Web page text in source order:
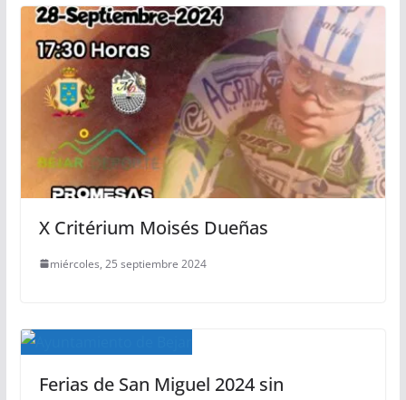
X Critérium Moisés Dueñas
miércoles, 25 septiembre 2024
Ferias de San Miguel 2024 sin